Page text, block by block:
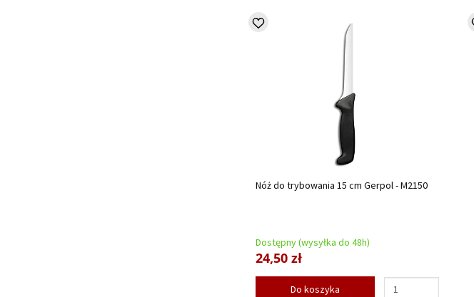
Nóż do trybowania 15 cm Gerpol - M2150
Dostępny (wysyłka do 48h)
24,50 zł
Do koszyka